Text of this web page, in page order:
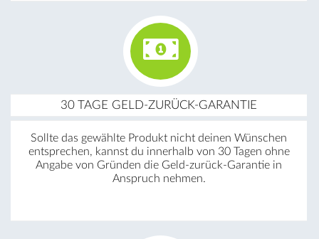
30 TAGE GELD-ZURÜCK-GARANTIE
Sollte das gewählte Produkt nicht deinen Wünschen
entsprechen, kannst du innerhalb von 30 Tagen ohne
Angabe von Gründen die Geld-zurück-Garantie in
Anspruch nehmen.